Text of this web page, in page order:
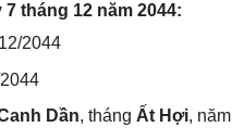
thánɡ 12 năm 2044:
2044
Dần, thánɡ Ất Hợi, năm